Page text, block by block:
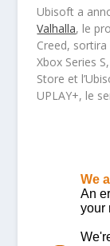
Ubisoft a
Valhalla, le
Creed,
Xbox Series
Store et
UPLAY+, le